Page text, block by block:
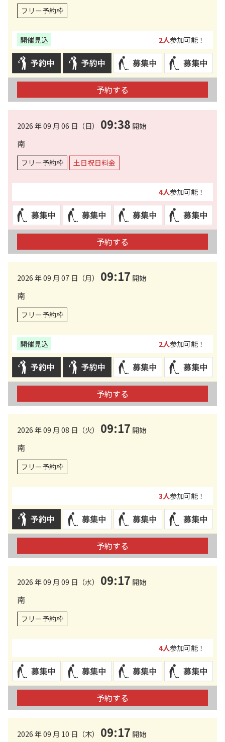
フリー予約枠
開催見込 2人参加可能！
予約する
2026 年 09 月 06 日（日） 09:38 開始
南
フリー予約枠 土日祝日料金
4人参加可能！
予約する
2026 年 09 月 07 日（月） 09:17 開始
南
フリー予約枠
開催見込 2人参加可能！
予約する
2026 年 09 月 08 日（火） 09:17 開始
南
フリー予約枠
3人参加可能！
予約する
2026 年 09 月 09 日（水） 09:17 開始
南
フリー予約枠
4人参加可能！
予約する
2026 年 09 月 10 日（木） 09:17 開始